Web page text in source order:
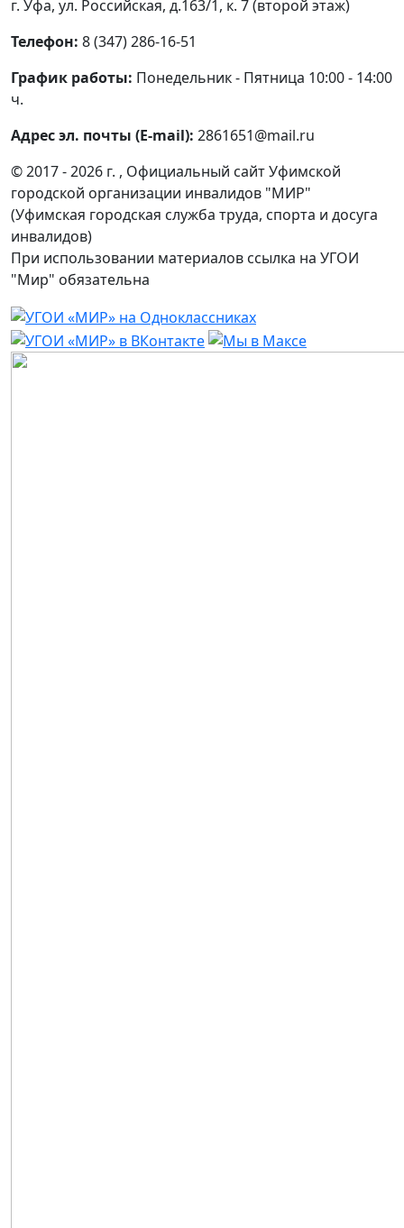
г. Уфа, ул. Российская, д.163/1, к. 7 (второй этаж)
Телефон: 8 (347) 286-16-51
График работы: Понедельник - Пятница 10:00 - 14:00
ч.
Адрес эл. почты (E-mail): 2861651@mail.ru
© 2017 - 2026 г. , Официальный сайт Уфимской
городской организации инвалидов "МИР"
(Уфимская городская служба труда, спорта и досуга
инвалидов)
При использовании материалов ссылка на УГОИ
"Мир" обязательна